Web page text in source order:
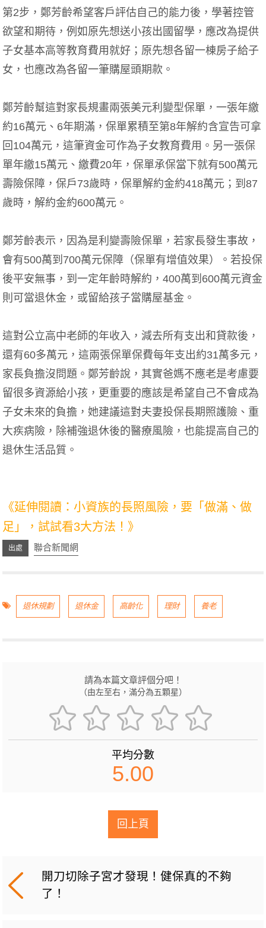
第2步，鄭芳齡希望客戶評估自己的能力後，學著控管
欲望和期待，例如原先想送小孩出國留學，應改為提供
子女基本高等教育費用就好；原先想各留一棟房子給子
女，也應改為各留一筆購屋頭期款。
鄭芳齡幫這對家長規畫兩張美元利變型保單，一張年繳
約16萬元、6年期滿，保單累積至第8年解約含宣告可拿
回104萬元，這筆資金可作為子女教育費用。另一張保
單年繳15萬元、繳費20年，保單承保當下就有500萬元
壽險保障，保戶73歲時，保單解約金約418萬元；到87
歲時，解約金約600萬元。
鄭芳齡表示，因為是利變壽險保單，若家長發生事故，
會有500萬到700萬元保障（保單有增值效果）。若投保
後平安無事，到一定年齡時解約，400萬到600萬元資金
則可當退休金，或留給孩子當購屋基金。
這對公立高中老師的年收入，減去所有支出和貸款後，
還有60多萬元，這兩張保單保費每年支出約31萬多元，
家長負擔沒問題。鄭芳齡說，其實爸媽不應老是考慮要
留很多資源給小孩，更重要的應該是希望自己不會成為
子女未來的負擔，她建議這對夫妻投保長期照護險、重
大疾病險，除補強退休後的醫療風險，也能提高自己的
退休生活品質。
《延伸閱讀：小資族的長照風險，要「做滿、做
足」，試試看3大方法！》
聯合新聞網
退休規劃 退休金 高齡化 理財 養老
請為本篇文章評個分吧！
（由左至右，滿分為五顆星）
平均分數
5.00
回上頁
開刀切除子宮才發現！健保真的不夠
了！